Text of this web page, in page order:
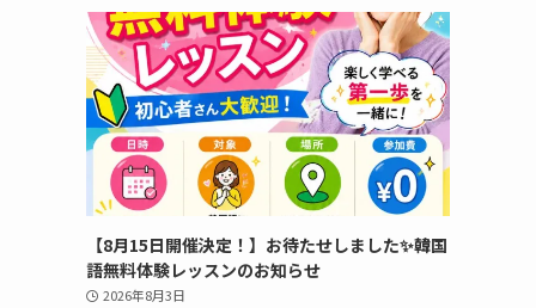
【8月15日開催決定！】お待たせしました✨韓国
語無料体験レッスンのお知らせ
2026年8月3日